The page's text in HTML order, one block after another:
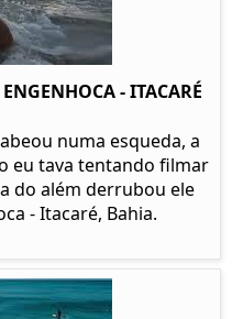
- ITACARÉ
numa esqueda, a
eu tava tentando filmar
do além derrubou ele
- Itacaré, Bahia.